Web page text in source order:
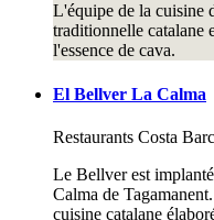
L'équipe de la cuisine
traditionnelle catalane
l'essence de cava.
El Bellver La Calma
Restaurants Costa
Le Bellver est
Calma de
cuisine catalane